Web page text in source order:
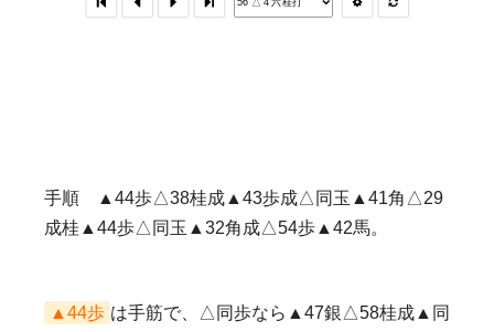
手順 ▲44歩△38桂成▲43歩成△同玉▲41角△29
成桂▲44歩△同玉▲32角成△54歩▲42馬。
▲44歩 は手筋で、△同歩なら▲47銀△58桂成▲同